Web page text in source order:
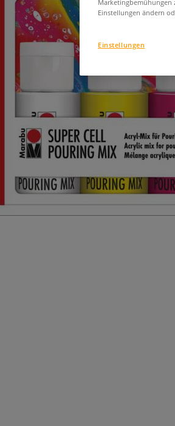
Marketingbemühungen
Einstellungen ändern
Einstellungen